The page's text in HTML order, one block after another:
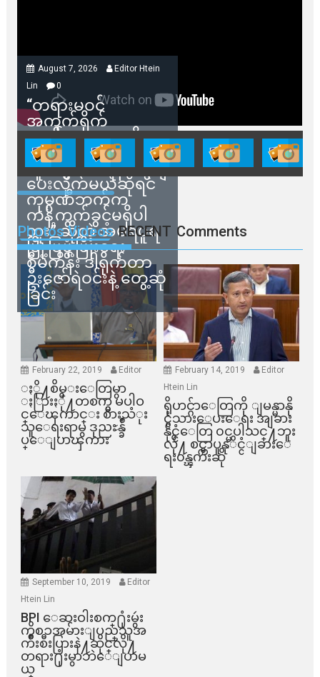
August 7, 2026
Editor Htein
Lin
0
“တရားမဝင်
အကွက်ရိုက်
ရောင်းချမှုတွေကို
သက်ဆိုင်ရာတာဝန်ရှိ
သူတွေက ဂရန်တွေချ
ပေးလိုက်မယ်ဆိုရင်
ကုမ္ပဏီဘက်က
ကန့်ကွက်ခွင့်မရှိပါ
ဘူး” ဆိုတဲ့ အမရပူရ
မြို့ပြဖွံ့ဖြိုးရေး
စီမံကိန်း ဒါရိုက်တာ
ဦးဇော်ရဲဝင်းနဲ့ တွေ့ဆုံ
ခြင်း
Photos Videos RECENT Comments
February 22, 2019 Editor
ႏို႔စိမ္းေတြမွာ
ႏြားႏို႔တစက္မွ မပါဝ
င္ေၾကာင္း စားသံုး
သူေရးရာမွ ဒုညႊန္ခ်ဳ
ပ္ေျပာၾကား
February 14, 2019
Editor
Htein Lin
ရိုဟင္ဂ်ာေတြကို ျမန္မာနို
င္ငံသားေပးေရး အျခား
နိုင္ငံေတြ ၀င္မပါသင္႔ဘူး
လို႔ စင္ကာပူနုိင္ငံျခားေ
ရး၀န္ၾကီးဆို
September 10, 2019
Editor
Htein Lin
BPI ​ေဆးဝါးစက္​႐ုံးမွဴး
ကိစၥအမ်ားျပည္​သူအ
က်ိဳးစီးပြားနဲ႔ဆိုင္​လို႔
တရား႐ုံးမွာဘဲေျပာမ
ယ္​